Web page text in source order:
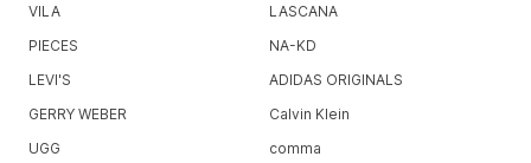
VILA
LASCANA
PIECES
NA-KD
LEVI'S
ADIDAS ORIGINALS
GERRY WEBER
Calvin Klein
UGG
comma